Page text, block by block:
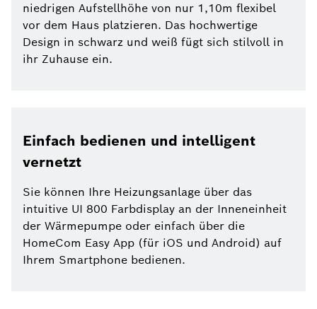
niedrigen Aufstellhöhe von nur 1,10m flexibel
vor dem Haus platzieren. Das hochwertige
Design in schwarz und weiß fügt sich stilvoll in
ihr Zuhause ein.
Einfach bedienen und intelligent
vernetzt
Sie können Ihre Heizungsanlage über das
intuitive UI 800 Farbdisplay an der Inneneinheit
der Wärmepumpe oder einfach über die
HomeCom Easy App (für iOS und Android) auf
Ihrem Smartphone bedienen.